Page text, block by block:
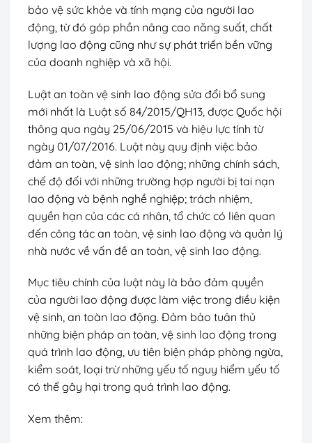
bảo vệ sức khỏe và tính mạng của người lao
động, từ đó góp phần nâng cao năng suất, chất
lượng lao động cũng như sự phát triển bền vững
của doanh nghiệp và xã hội.
Luật an toàn vệ sinh lao động sửa đổi bổ sung
mới nhất là Luật số 84/2015/QH13, được Quốc hội
thông qua ngày 25/06/2015 và hiệu lực tính từ
ngày 01/07/2016. Luật này quy định việc bảo
đảm an toàn, vệ sinh lao động; những chính sách,
chế độ đối với những trường hợp người bị tai nạn
lao động và bệnh nghề nghiệp; trách nhiệm,
quyền hạn của các cá nhân, tổ chức có liên quan
đến công tác an toàn, vệ sinh lao động và quản lý
nhà nước về vấn đề an toàn, vệ sinh lao động.
Mục tiêu chính của luật này là bảo đảm quyền
của người lao động được làm việc trong điều kiện
vệ sinh, an toàn lao động. Đảm bảo tuân thủ
những biện pháp an toàn, vệ sinh lao động trong
quá trình lao động, ưu tiên biện pháp phòng ngừa,
kiểm soát, loại trừ những yếu tố nguy hiểm yếu tố
có thể gây hại trong quá trình lao động.
Xem thêm: